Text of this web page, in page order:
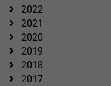
2022
2021
2020
2019
2018
2017